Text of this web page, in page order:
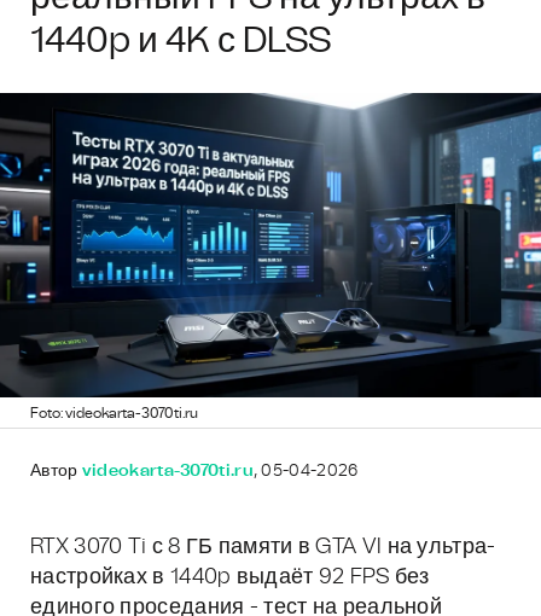
1440p и 4K с DLSS
Foto: videokarta-3070ti.ru
Автор videokarta-3070ti.ru, 05-04-2026
RTX 3070 Ti с 8 ГБ памяти в GTA VI на ультра-
настройках в 1440p выдаёт 92 FPS без
единого проседания - тест на реальной